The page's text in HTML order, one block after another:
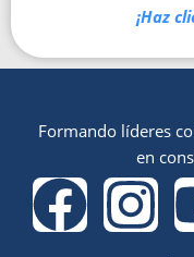
¡Haz
Formando líderes
en